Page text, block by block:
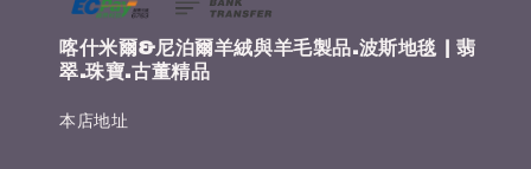
喀什米爾&尼泊爾羊絨與羊毛製品.波斯地毯 | 翡
翠.珠寶.古董精品
本店地址